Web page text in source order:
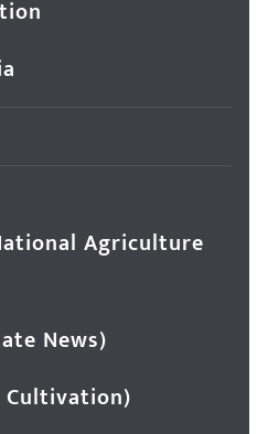
(National Agriculture
News)